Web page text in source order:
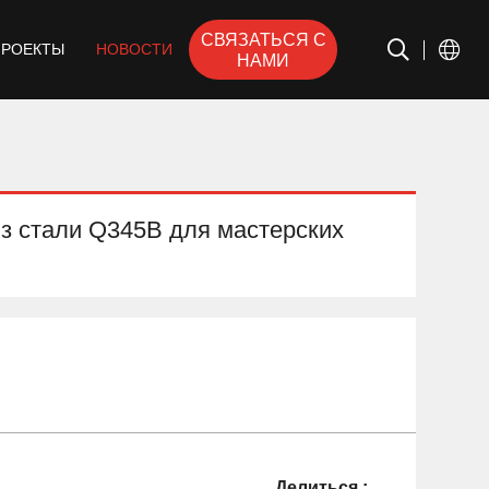
НОВОСТИ
СВЯЗАТЬСЯ С
НАМИ
стали Q345B для мастерских